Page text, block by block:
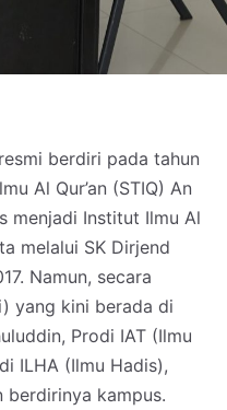
berdiri pada tahun
Al Qur’an (STIQ) An
menjadi Institut Ilmu Al
melalui SK Dirjend
Namun, secara
yang kini berada di
Prodi IAT (Ilmu
ILHA (Ilmu Hadis),
berdirinya kampus.